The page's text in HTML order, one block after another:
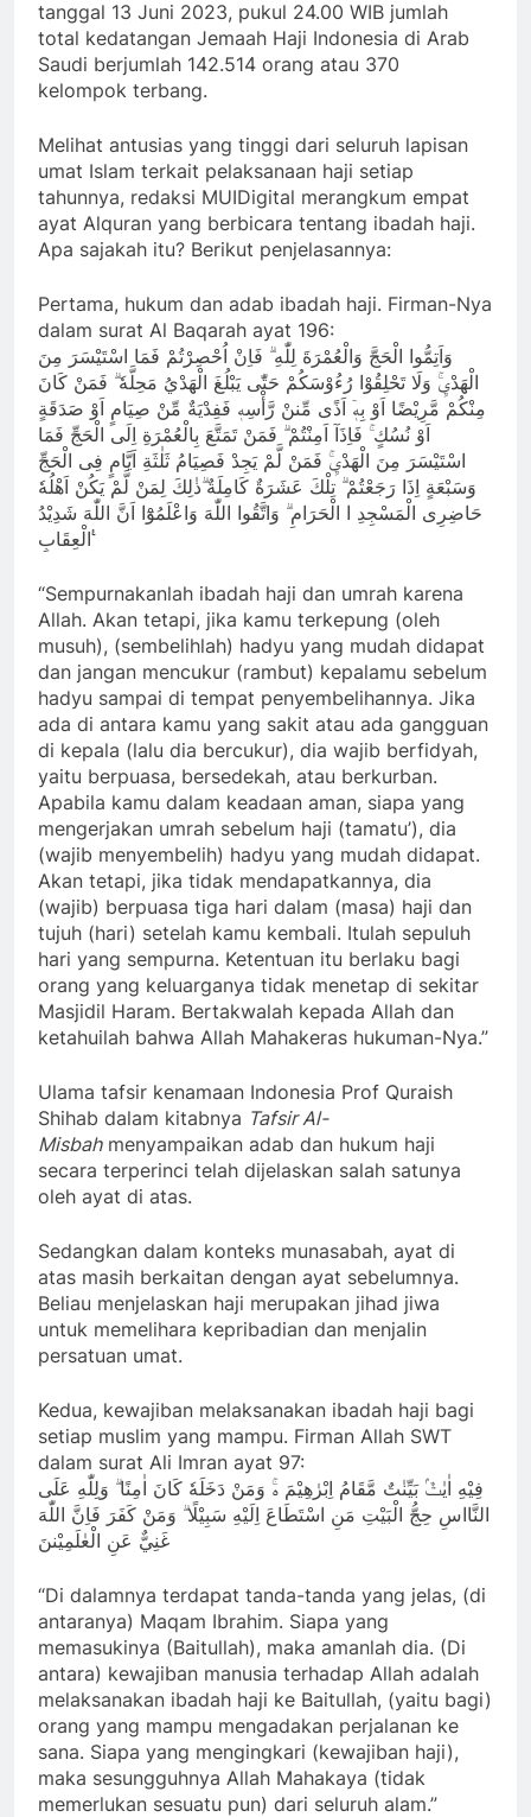
tanggal 13 Juni 2023, pukul 24.00 WIB jumlah
total kedatangan Jemaah Haji Indonesia di Arab
Saudi berjumlah 142.514 orang atau 370
kelompok terbang.
Melihat antusias yang tinggi dari seluruh lapisan
umat Islam terkait pelaksanaan haji setiap
tahunnya, redaksi MUIDigital merangkum empat
ayat Alquran yang berbicara tentang ibadah haji.
Apa sajakah itu? Berikut penjelasannya:
Pertama, hukum dan adab ibadah haji. Firman-Nya
dalam surat Al Baqarah ayat 196:
وَاَتِمُّوا الْحَجَّ وَالْعُمْرَةَ لِلّٰهِ ۗ فَاِنْ اُحْصِرْتُمْ فَمَا اسْتَيْسَرَ مِنَ
الْهَدْيِۚ وَلَا تَحْلِقُوْا رُءُوْسَكُمْ حَتّٰى يَبْلُغَ الْهَدْيُ مَحِلَّهٗ ۗ فَمَنْ كَانَ
مِنْكُمْ مَّرِيْضًا اَوْ بِهٖٓ اَذًى مِّننْ رَّأْسِهٖ فَفِدْيَةٌ مِّنْ صِيَامٍ اَوْ صَدَقَةٍ
اَوْ نُسُكٍ ۚ فَاِذَآ اَمِنْتُمْ ۗ فَمَنْ تَمَتَّعَ بِالْعُمْرَةِ اِلَى الْحَجِّ فَمَا
اسْتَيْسَرَ مِنَ الْهَدْيِۚ فَمَنْ لَّمْ يَجِدْ فَصِيَامُ ثَلٰثَةِ اَيَّامٍ فِى الْحَجِّ
وَسَبْعَةٍ اِذَا رَجَعْتُمْ ۗ تِلْكَ عَشَرَةٌ كَامِلَةٌ ۗذٰلِكَ لِمَنْ لَّمْ يَكُنْ اَهْلُهٗ
حَاضِرِى الْمَسْجِدِ ا الْحَرَامِ ۗ وَاتَّقُوا اللّٰهَ وَاعْلَمُوْٓا اَنَّ اللّٰهَ شَدِيْدُ
الْعِقَابِ ࣖ
“Sempurnakanlah ibadah haji dan umrah karena
Allah. Akan tetapi, jika kamu terkepung (oleh
musuh), (sembelihlah) hadyu yang mudah didapat
dan jangan mencukur (rambut) kepalamu sebelum
hadyu sampai di tempat penyembelihannya. Jika
ada di antara kamu yang sakit atau ada gangguan
di kepala (lalu dia bercukur), dia wajib berfidyah,
yaitu berpuasa, bersedekah, atau berkurban.
Apabila kamu dalam keadaan aman, siapa yang
mengerjakan umrah sebelum haji (tamatu’), dia
(wajib menyembelih) hadyu yang mudah didapat.
Akan tetapi, jika tidak mendapatkannya, dia
(wajib) berpuasa tiga hari dalam (masa) haji dan
tujuh (hari) setelah kamu kembali. Itulah sepuluh
hari yang sempurna. Ketentuan itu berlaku bagi
orang yang keluarganya tidak menetap di sekitar
Masjidil Haram. Bertakwalah kepada Allah dan
ketahuilah bahwa Allah Mahakeras hukuman-Nya.”
Ulama tafsir kenamaan Indonesia Prof Quraish
Shihab dalam kitabnya Tafsir Al-
Misbahmenyampaikan adab dan hukum haji
secara terperinci telah dijelaskan salah satunya
oleh ayat di atas.
Sedangkan dalam konteks munasabah, ayat di
atas masih berkaitan dengan ayat sebelumnya.
Beliau menjelaskan haji merupakan jihad jiwa
untuk memelihara kepribadian dan menjalin
persatuan umat.
Kedua, kewajiban melaksanakan ibadah haji bagi
setiap muslim yang mampu. Firman Allah SWT
dalam surat Ali Imran ayat 97:
فِيْهِ اٰيٰتٌۢ بَيِّنٰتٌ مَّقَامُ اِبْرٰهِيْمَ ەۚ وَمَنْ دَخَلَهٗ كَانَ اٰمِنًا ۗ وَلِلّٰهِ عَلَى
النَّااسِ حِجُّ الْبَيْتِ مَنِ اسْتَطَاعَ اِلَيْهِ سَبِيْلًا ۗ وَمَنْ كَفَرَ فَاِنَّ اللّٰهَ
غَنِيٌّ عَنِ الْعٰلَمِيْننَ
“Di dalamnya terdapat tanda-tanda yang jelas, (di
antaranya) Maqam Ibrahim. Siapa yang
memasukinya (Baitullah), maka amanlah dia. (Di
antara) kewajiban manusia terhadap Allah adalah
melaksanakan ibadah haji ke Baitullah, (yaitu bagi)
orang yang mampu mengadakan perjalanan ke
sana. Siapa yang mengingkari (kewajiban haji),
maka sesungguhnya Allah Mahakaya (tidak
memerlukan sesuatu pun) dari seluruh alam.”